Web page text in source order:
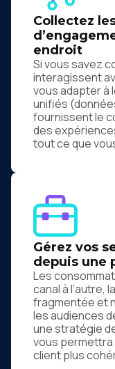
Collectez
endroit
Si vous savez
interagissent
vous adapter à
unifiés
fournissent le
des
tout ce que
Gérez vos
depuis une
Les
canal à l’autre,
fragmentée et
les audiences
une stratégie
vous
client plus